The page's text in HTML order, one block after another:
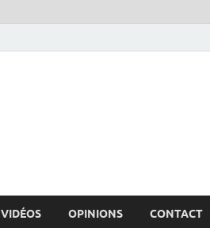
VIDÉOS OPINIONS CONTACT